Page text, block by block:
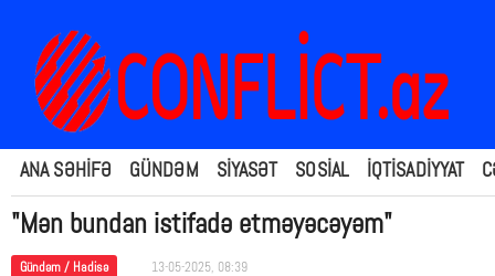
ANA SƏHİFƏ GÜNDƏM SİYASƏT SOSİAL İQTİSADİYYAT
"Mən bundan istifadə etməyəcəyəm"
Gündəm / Hadisə 13-05-2025, 08:39